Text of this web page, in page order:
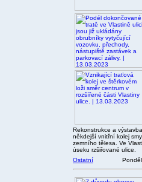
Rekonstrukce a
někdejší vnitřní kolej
zemního tělesa. Ve
úseku rzšiřované ulice.
Ostatní